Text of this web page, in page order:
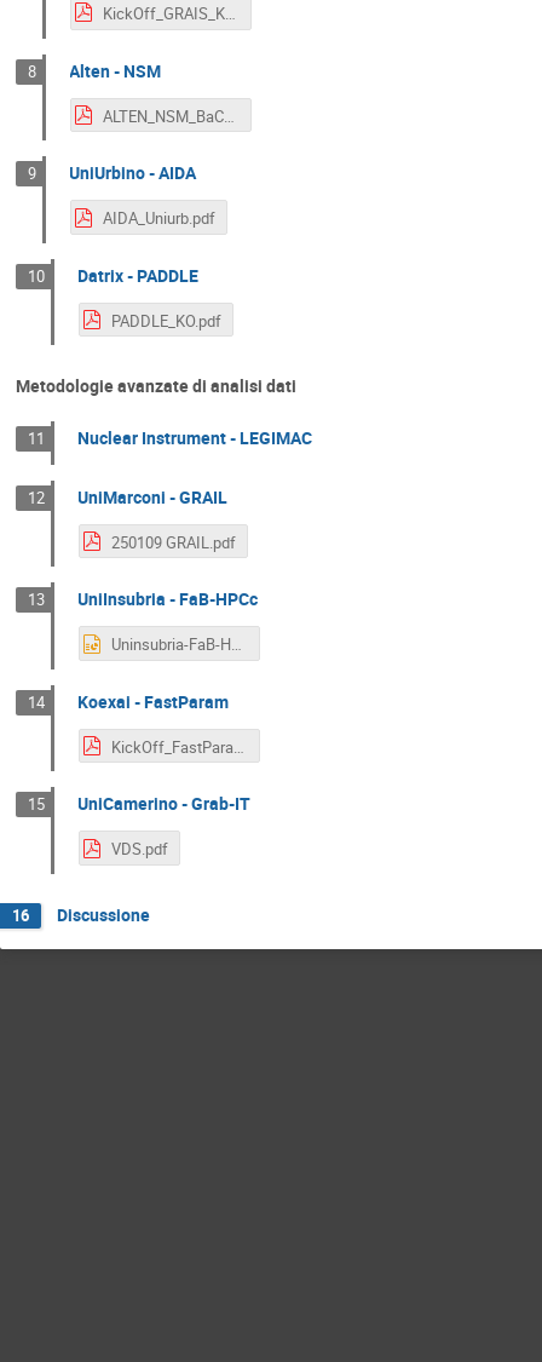
KickOff_GRAIS_Koexai.pdf
8 Alten - NSM
ALTEN_NSM_BaC_KO.pdf
9 UniUrbino - AIDA
AIDA_Uniurb.pdf
10 Datrix - PADDLE
PADDLE_KO.pdf
Metodologie avanzate di analisi dati
11 Nuclear Instrument - LEGIMAC
12 UniMarconi - GRAIL
250109 GRAIL.pdf
13 UniInsubria - FaB-HPCc
Uninsubria-FaB-HPCc.pptx
14 Koexai - FastParam
KickOff_FastParam_Koexai.pdf
15 UniCamerino - Grab-IT
VDS.pdf
16 Discussione